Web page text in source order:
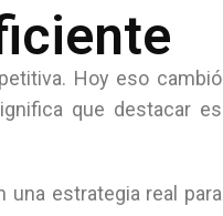
Hoy eso cambió
que destacar es
una estrategia real para